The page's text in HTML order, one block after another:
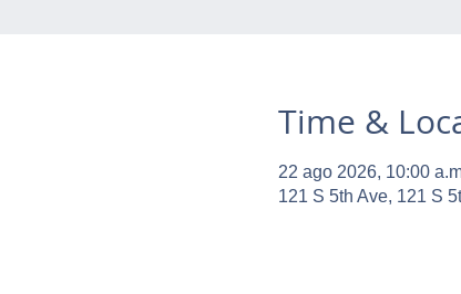
Time &
22 ago 2026, 10:00
121 S 5th Ave, 121 S